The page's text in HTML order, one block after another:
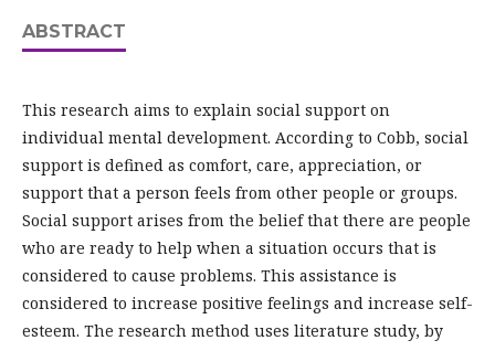
ABSTRACT
This research aims to explain social support on
individual mental development. According to Cobb, social
support is defined as comfort, care, appreciation, or
support that a person feels from other people or groups.
Social support arises from the belief that there are people
who are ready to help when a situation occurs that is
considered to cause problems. This assistance is
considered to increase positive feelings and increase self-
esteem. The research method uses literature study, by